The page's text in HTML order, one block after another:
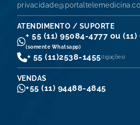
ATENDIMENTO / SUPORTE
+ 55 (11) 95084-4777 ou
(somente Whatsapp)
+ 55 (11)2538-1455(ligações)
VENDAS
+55 (11) 94488-4845